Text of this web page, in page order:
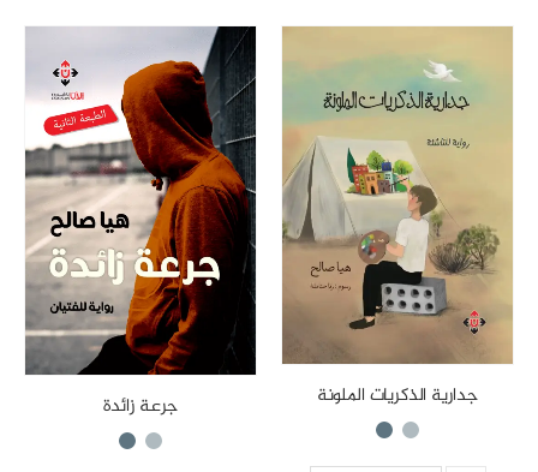
جدارية الذكريات الملونة جرعة زائدة